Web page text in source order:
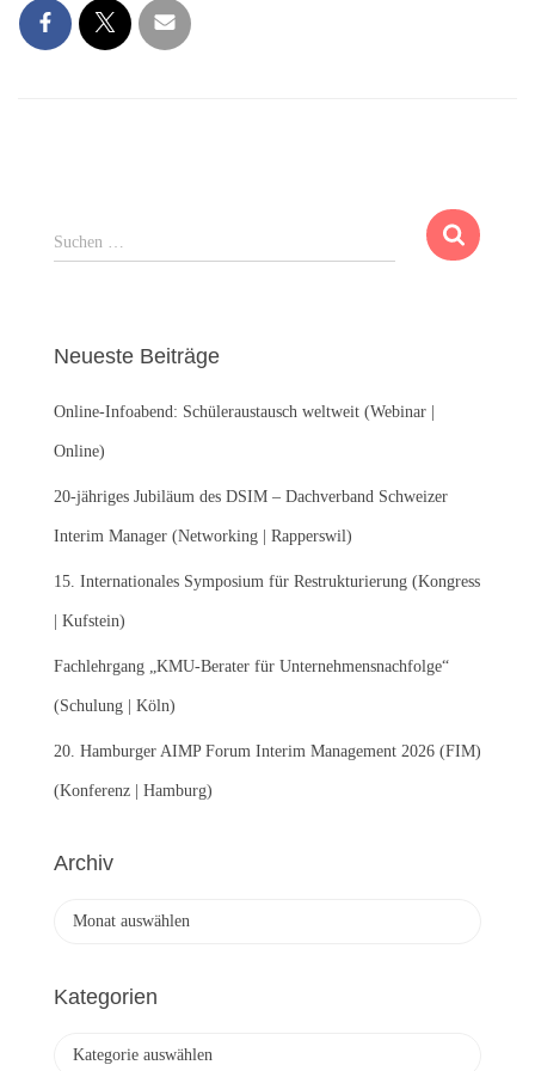
S
u
n
a
c
:
Suchen …
Neueste Beiträge
Online-Infoabend: Schüleraustausch weltweit (Webinar |
Online)
20-jähriges Jubiläum des DSIM – Dachverband Schweizer
Interim Manager (Networking | Rapperswil)
15. Internationales Symposium für Restrukturierung (Kongress
| Kufstein)
Fachlehrgang „KMU-Berater für Unternehmensnachfolge“
(Schulung | Köln)
20. Hamburger AIMP Forum Interim Management 2026 (FIM)
(Konferenz | Hamburg)
Archiv
h
Kategorien